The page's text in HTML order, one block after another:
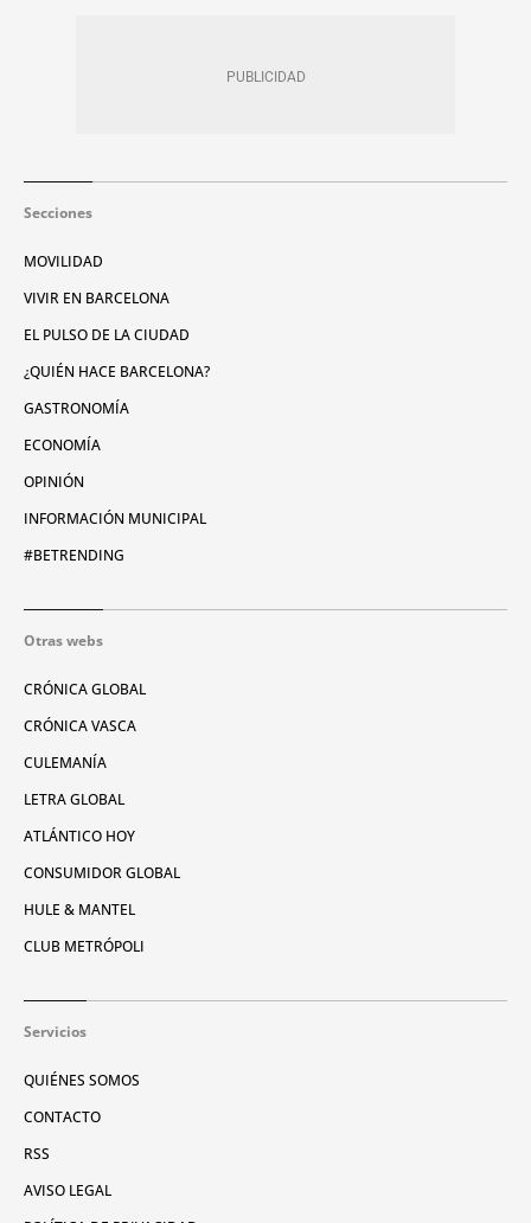
Secciones
MOVILIDAD
VIVIR EN BARCELONA
EL PULSO DE LA CIUDAD
¿QUIÉN HACE BARCELONA?
GASTRONOMÍA
ECONOMÍA
OPINIÓN
INFORMACIÓN MUNICIPAL
#BETRENDING
Otras webs
CRÓNICA GLOBAL
CRÓNICA VASCA
CULEMANÍA
LETRA GLOBAL
ATLÁNTICO HOY
CONSUMIDOR GLOBAL
HULE & MANTEL
CLUB METRÓPOLI
Servicios
QUIÉNES SOMOS
CONTACTO
RSS
AVISO LEGAL